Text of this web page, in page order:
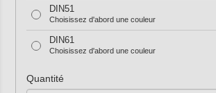
DIN51
Choisissez d'abord une couleur
DIN61
Choisissez d'abord une couleur
Quantité